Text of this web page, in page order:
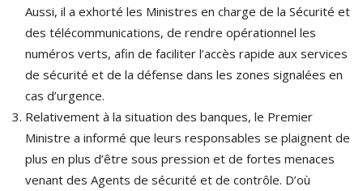
Aussi, il a exhorté les Ministres en charge de la Sécurité et
des télécommunications, de rendre opérationnel les
numéros verts, afin de faciliter l’accès rapide aux services
de sécurité et de la défense dans les zones signalées en
cas d’urgence.
Relativement à la situation des banques, le Premier
Ministre a informé que leurs responsables se plaignent de
plus en plus d’être sous pression et de fortes menaces
venant des Agents de sécurité et de contrôle. D’où